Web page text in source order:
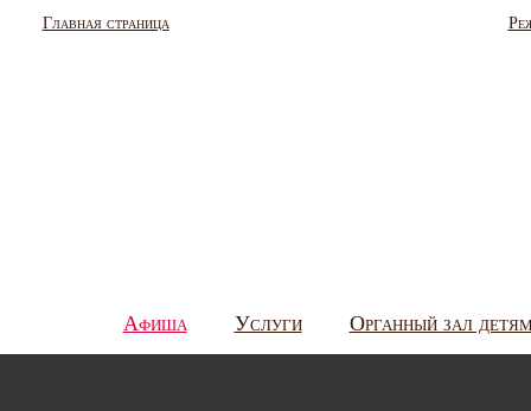
Главная страница
Афиша Услуги Органный зал